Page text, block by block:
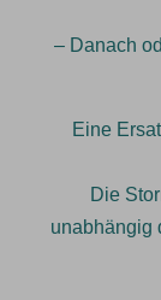
– Danach
Eine
Die
unabhängig